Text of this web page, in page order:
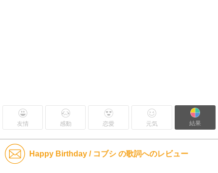
友情 感動 恋愛 元気 結果
Happy Birthday / コブシ の歌詞へのレビュー